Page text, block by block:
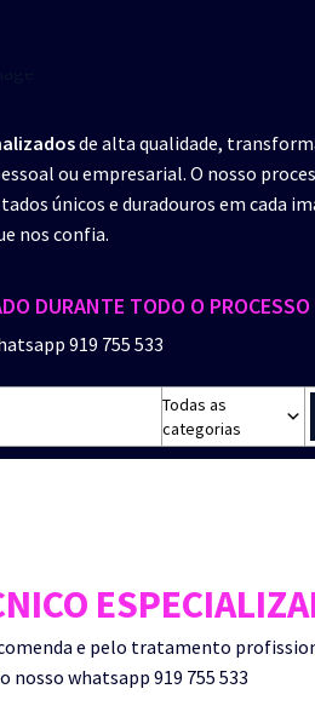
de alta qualidade,
ou empresarial. O nosso
únicos e duradouros em cada
nos confia.
DURANTE TODO O PROCESSO
919 755 533
Todas as
categorias
e pelo tratamento
nosso whatsapp 919 755 533